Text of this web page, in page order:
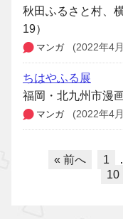
秋田ふるさと村、
19）
マンガ (2022年4
ちはやふる展
福岡・北九州市漫
マンガ (2022年4
« 前へ 1
10